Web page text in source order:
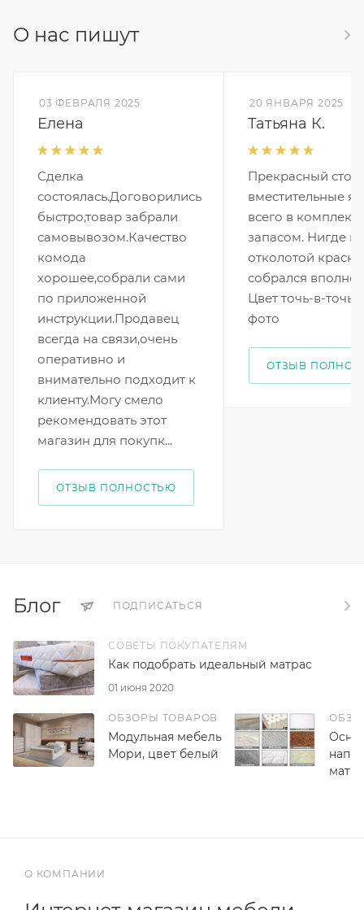
О нас пишут
03 ФЕВРАЛЯ 2025
Елена
Сделка
состоялась.Договорились
быстро,товар забрали
самовывозом.Качество
комода
хорошее,собрали сами
по приложенной
инструкции.Продавец
всегда на связи,очень
оперативно и
внимательно подходит к
клиенту.Могу смело
рекомендовать этот
магазин для покупк...
ОТЗЫВ ПОЛНОСТЬЮ
20 ЯНВАРЯ 2025
Татьяна К.
Прекрасный стол,
вместительные
всего в
запасом. Нигде
отколотой краски,
собрался вполне
Цвет точь-в-точь
фото
ОТЗЫВ
Блог ПОДПИСАТЬСЯ
СОВЕТЫ ПОКУПАТЕЛЯМ
01 июня 2020
Как подобрать идеальный матрас
ОБЗОРЫ ТОВАРОВ
Модульная мебель
Мори, цвет белый
О КОМПАНИИ